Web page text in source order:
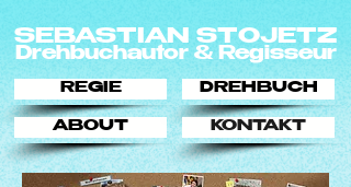
SEBASTIAN STOJETZ
Drehbuchautor & Regisseur
REGIE
ABOUT
DREHBUCH
KONTAKT